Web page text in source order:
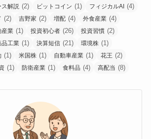
ス解説 (2) ビットコイン (1) フィジカルAI (4)
(2) 吉野家 (2) 増配 (4) 外食産業 (4)
産業 (1) 投資初心者 (26) 投資習慣 (2)
品工業 (1) 決算短信 (21) 環境株 (1)
(1) 米国株 (1) 自動車産業 (1) 花王 (2)
(1) 防衛産業 (1) 食料品 (4) 高配当 (8)